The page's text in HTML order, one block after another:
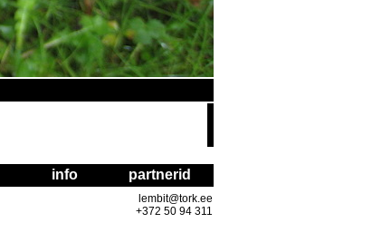
info partnerid
lembit@tork.ee
+372 50 94 311